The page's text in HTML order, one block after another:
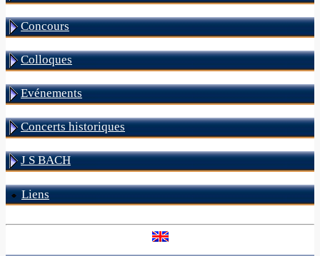
Concours
Colloques
Evénements
Concerts historiques
J S BACH
Liens